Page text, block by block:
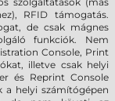
RFID támogatás.
de csak mágnes
funkciók. Nem
Console, Print
illetve csak helyi
és Reprint Console
a helyi számítógépen